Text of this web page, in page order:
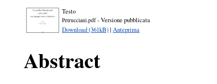
Testo
Petrucciani.pdf- Versione pubblicata
Download (361kB)| Anteprima
Abstract